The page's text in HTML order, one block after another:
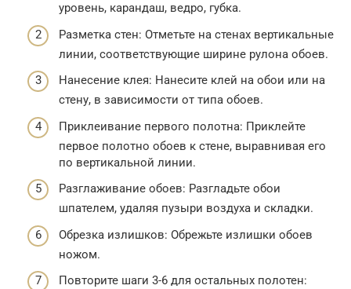
уровень, карандаш, ведро, губка.
Разметка стен: Отметьте на стенах вертикальные
линии, соответствующие ширине рулона обоев.
Нанесение клея: Нанесите клей на обои или на
стену, в зависимости от типа обоев.
Приклеивание первого полотна: Приклейте
первое полотно обоев к стене, выравнивая его
по вертикальной линии.
Разглаживание обоев: Разгладьте обои
шпателем, удаляя пузыри воздуха и складки.
Обрезка излишков: Обрежьте излишки обоев
ножом.
Повторите шаги 3-6 для остальных полотен: